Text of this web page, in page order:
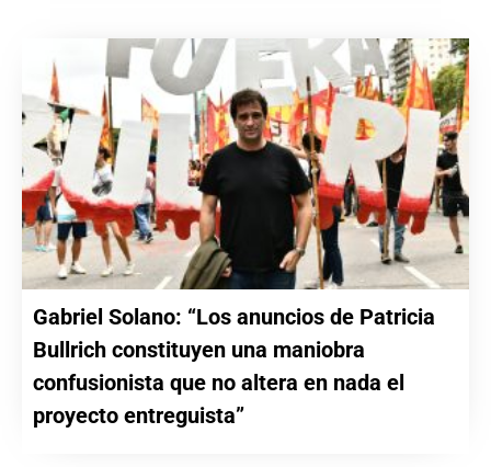
Gabriel Solano: “Los anuncios de Patricia
Bullrich constituyen una maniobra
confusionista que no altera en nada el
proyecto entreguista”